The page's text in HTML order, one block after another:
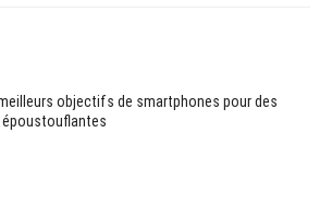
objectifs de smartphones pour des